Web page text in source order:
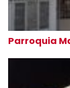
Parroquia